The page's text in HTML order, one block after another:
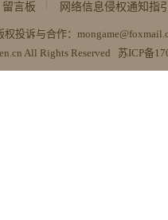
留言板 网络信息侵权通知指引
投诉与合作：
All Rights Reserved
苏ICP备